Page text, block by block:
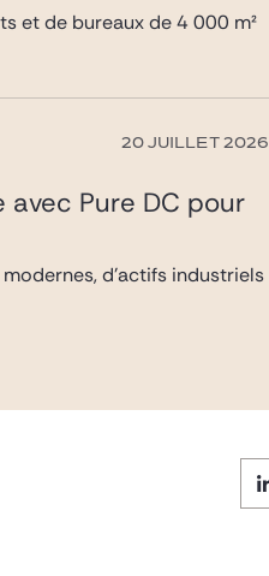
et de bureaux de 4 000 m²
20 JUILLET 2026
Pure DC pour
d’actifs industriels